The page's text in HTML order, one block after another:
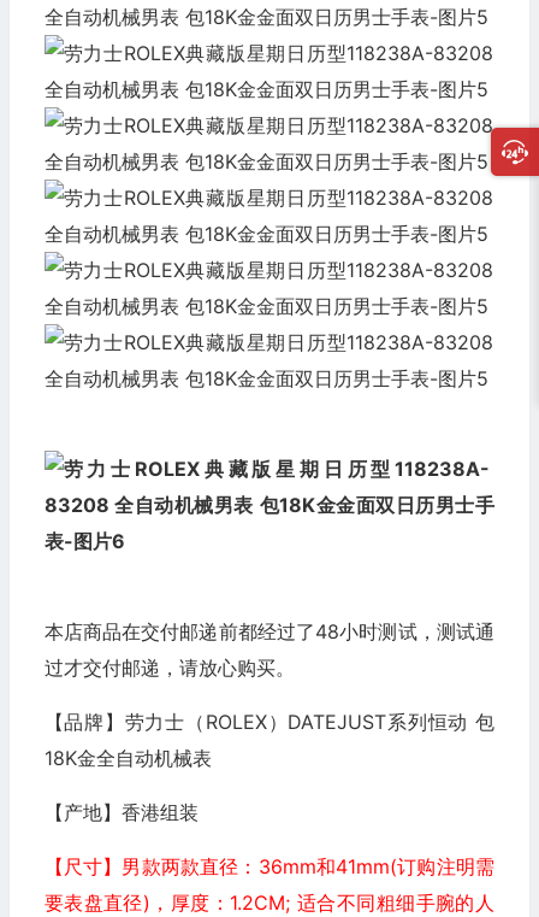
本店商品在交付邮递前都经过了48小时测试，测试通
过才交付邮递，请放心购买。
【品牌】劳力士（ROLEX）DATEJUST系列恒动 包
18K金全自动机械表
【产地】香港组装
【尺寸】男款两款直径：36mm和41mm(订购注明需
要表盘直径)，厚度：1.2CM; 适合不同粗细手腕的人